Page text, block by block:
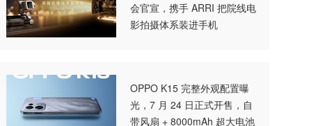
会官宣，携手 ARRI 把院线电
影拍摄体系装进手机
OPPO K15 完整外观配置曝
光，7 月 24 日正式开售，自
带风扇 + 8000mAh 超大电池